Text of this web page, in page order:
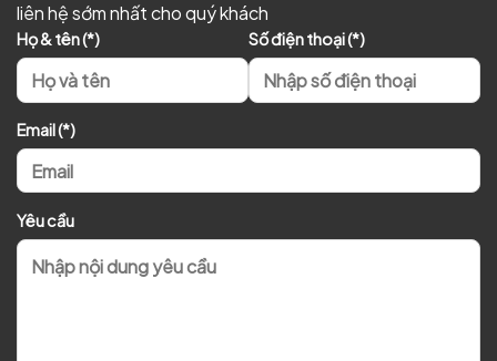
liên hệ sớm nhất cho quý khách
Họ & tên (*) Số điện thoại (*)
Email (*)
Yêu cầu